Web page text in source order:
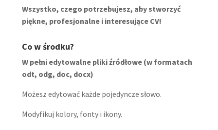
Wszystko, czego potrzebujesz, aby stworzyć
piękne, profesjonalne i interesujące CV!
Co w środku?
W pełni edytowalne pliki źródłowe (w formatach
odt, odg, doc, docx)
Możesz edytować każde pojedyncze słowo.
Modyfikuj kolory, fonty i ikony.